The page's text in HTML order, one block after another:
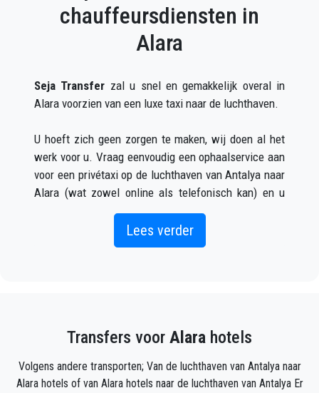
chauffeursdiensten in
Alara
Seja Transfer zal u snel en gemakkelijk overal in
Alara voorzien van een luxe taxi naar de luchthaven.
U hoeft zich geen zorgen te maken, wij doen al het
werk voor u. Vraag eenvoudig een ophaalservice aan
voor een privétaxi op de luchthaven van Antalya naar
Alara (wat zowel online als telefonisch kan) en u
zult een chauffeur ontmoeten buiten de aankomsthal
met uw naam op een bord geschreven wanneer uw
vliegtuig arriveert.
uit het vliegtuig stapt, met de auto klaar voor vertrek
bagage en brengt u naar uw bestemming in Alara.
Lees verder
Transfers voor Alara hotels
Volgens andere transporten; Van de luchthaven van Antalya naar
Alara hotels of van Alara hotels naar de luchthaven van Antalya Er